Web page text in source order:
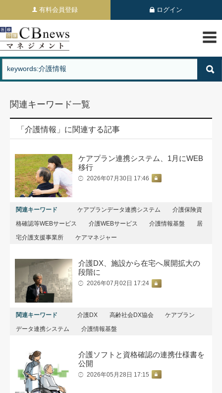
有料会員登録 ログイン
関連キーワード一覧
「介護情報」に関連する記事
ケアプラン連携システム、1月にWEB
移行
2026年07月30日 17:46
関連キーワード ケアプランデータ連携システム
介護保険資
格確認等WEBサービス
介護WEBサービス 介護情報基盤
居
宅介護支援事業所
ケアマネジャー
介護DX、施設から在宅へ展開拡大の
段階に
2026年07月02日 17:24
関連キーワード 介護DX 高齢社会DX協会
ケアプラン
データ連携システム
介護情報基盤
介護ソフトと資格確認の連携仕様書を
公開
2026年05月28日 17:15